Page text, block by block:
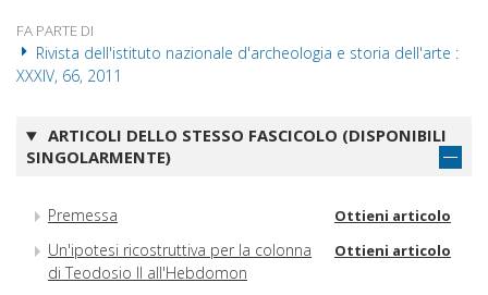
FA PARTE DI
Rivista dell'istituto nazionale d'archeologia e storia dell'arte :
XXXIV, 66, 2011
ARTICOLI DELLO STESSO FASCICOLO (DISPONIBILI
SINGOLARMENTE)
Premessa Ottieni articolo
Un'ipotesi ricostruttiva per la colonna
di Teodosio II all'Hebdomon
Ottieni articolo